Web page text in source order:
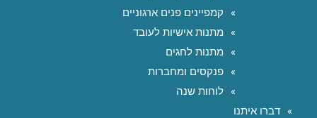
קמפיינים פנים ארגוניים
מתנות אישיות לעובד
מתנות לחגים
פנקסים ומחברות
לוחות שנה
דברו איתנו